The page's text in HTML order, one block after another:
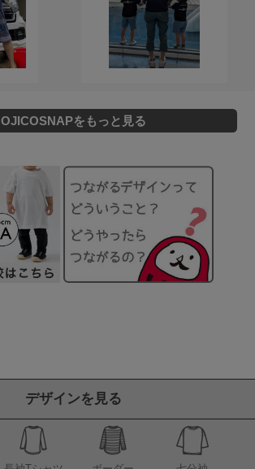
OJICOSNAPをもっと見る
デザインを見る